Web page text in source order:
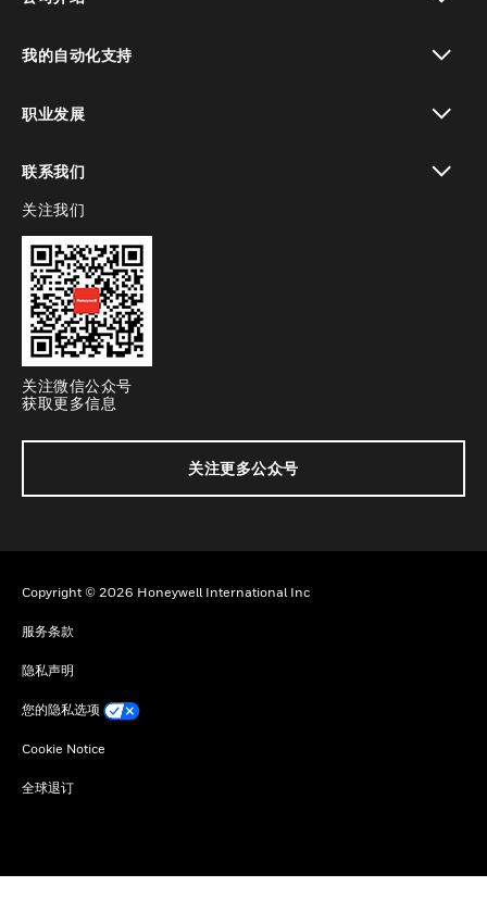
我的自动化支持
职业发展
联系我们
toggle view
关注我们
关注微信公众号
获取更多信息
关注更多公众号
Copyright © 2026 Honeywell International Inc
服务条款
隐私声明
您的隐私选项
Cookie Notice
全球退订